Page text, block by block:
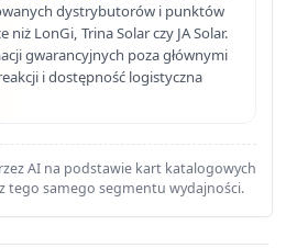
dystrybutorów i punktów
niż LonGi, Trina Solar czy JA Solar.
gwarancyjnych poza głównymi
i dostępność logistyczna
AI na podstawie kart katalogowych
tego samego segmentu wydajności.